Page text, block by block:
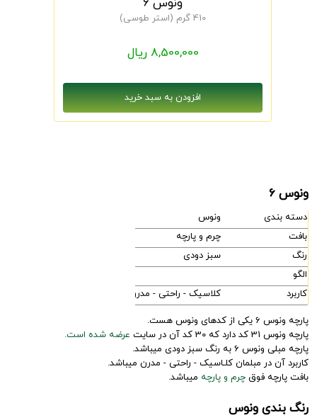
ونوس 6
410 گرم (استر طوسی)
8,500,000 ریال
ونوس 6
دسته بندی
ونوس
بافت
چرم و پارچه
رنگ
سبز دودی
الگو
کاربرد
کلاسیک - راحتی - مدرن
پارچه ونوس 6 یکی از کدهای ونوس هست.
پارچه ونوس 31 کد دارد که 30 کد آن در سایت
عرضه شده است.
پارچه مبلی ونوس 6 به رنگ سبز دودی میباشد.
کاربرد آن در مبلمان کلـاسیک - راحتی - مدرن میباشد.
بافت پارچه فوق چرم و پارچه میباشد.
رنگ بندی ونوس